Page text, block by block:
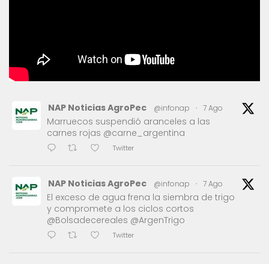
NAP Noticias AgroPec @infonap · 7 Ago
Marruecos suspendió aranceles a las
carnes rojas @carne_argentina
Twitter
NAP Noticias AgroPec @infonap · 7 Ago
El exceso de agua frena la siembra de trigo
y compromete a los ciclos cortos
@Bolsadecereales @ArgenTrigo
Twitter